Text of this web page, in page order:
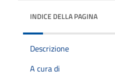
INDICE DELLA PAGINA
Descrizione
A cura di